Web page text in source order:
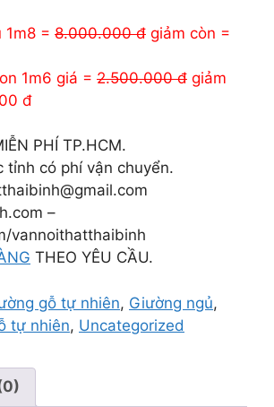
1m8 = 8.000.000 đ giảm còn =
1m6 giá = 2.500.000 đ giảm
đ
PHÍ TP.HCM.
tỉnh có phí vận chuyển.
–
vannoithatthaibinh
THEO YÊU CẦU.
gỗ tự nhiên, Giường ngủ,
tự nhiên, Uncategorized